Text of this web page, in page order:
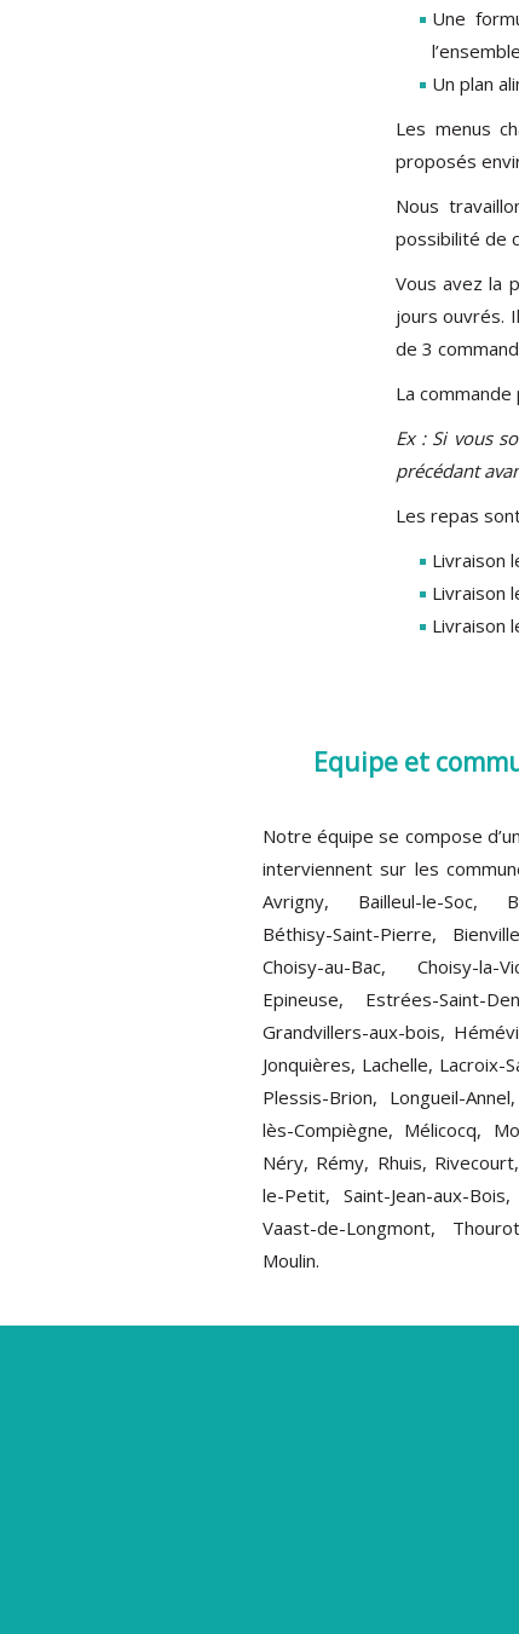
Une
Un plan
Les menus
proposés
Nous
possibilité de
Vous avez la
jours ouvrés.
de 3
La
Ex : Si vous
précédant
Les repas
Livraison
Livraison
Livraison
Equipe et
Notre équipe se compose
interviennent sur les
Avrigny, Bailleul-le-Soc,
Béthisy-Saint-Pierre,
Choisy-au-Bac, Choisy-
Epineuse, Estrées-Saint-
Grandvillers-aux-bois,
Jonquières, Lachelle, Lacroix-
Plessis-Brion, Longueil-
lès-Compiègne, Mélicocq,
Néry, Rémy, Rhuis,
le-Petit, Saint-Jean-aux-
Vaast-de-Longmont,
Moulin.